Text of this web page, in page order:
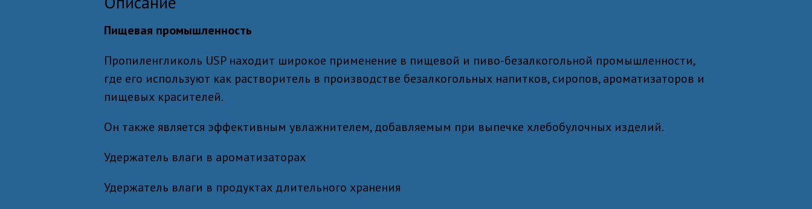
Пищевая промышленность
Пропиленгликоль USP находит широкое применение в пищевой и пиво-безалкогольной промышленности,
где его используют как растворитель в производстве безалкогольных напитков, сиропов, ароматизаторов и
пищевых красителей.
Он также является эффективным увлажнителем, добавляемым при выпечке хлебобулочных изделий.
Удержатель влаги в ароматизаторах
Удержатель влаги в продуктах длительного хранения